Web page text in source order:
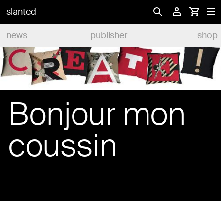
slanted
news
publisher shop
Bonjour mon
coussin